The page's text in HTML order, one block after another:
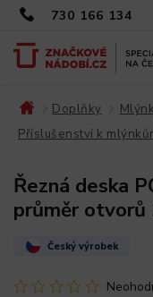
730 166 134
Doplňky
Příslušenství k
Řezná deska
průměr otvorů
Český výrobek